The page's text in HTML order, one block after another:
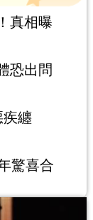
真相曝
恐出問
纏
驚喜合